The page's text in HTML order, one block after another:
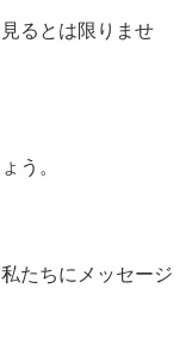
るとは限りませ
う。
たちにメッセージ